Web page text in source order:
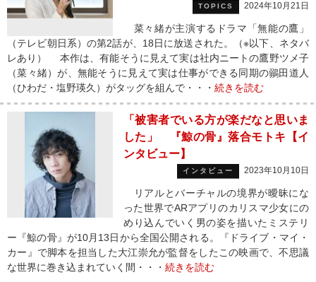
TOPICS 2024年10月21日
菜々緒が主演するドラマ「無能の鷹」
（テレビ朝日系）の第2話が、18日に放送された。（※以下、ネタバ
レあり） 本作は、有能そうに見えて実は社内ニートの鷹野ツメ子
（菜々緒）が、無能そうに見えて実は仕事ができる同期の鶸田道人
（ひわだ・塩野瑛久）がタッグを組んで・・・ 続きを読む
「被害者でいる方が楽だなと思いま
した」 『鯨の骨』落合モトキ【イ
ンタビュー】
インタビュー 2023年10月10日
リアルとバーチャルの境界が曖昧にな
った世界でARアプリのカリスマ少女にの
めり込んでいく男の姿を描いたミステリ
ー『鯨の骨』が10月13日から全国公開される。『ドライブ・マイ・
カー』で脚本を担当した大江崇允が監督をしたこの映画で、不思議
な世界に巻き込まれていく間・・・ 続きを読む